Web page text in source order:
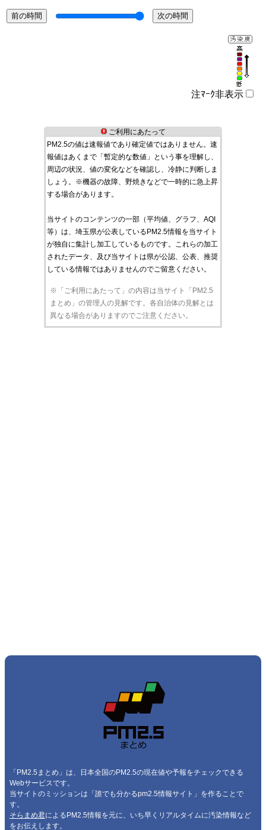
注ﾏｰｸ非表示
ご利用にあたって
PM2.5の値は速報値であり確定値ではありません。速
報値はあくまで「暫定的な数値」という事を理解し、
周辺の状況、値の変化などを確認し、冷静に判断しま
しょう。※機器の故障、野焼きなどで一時的に急上昇
する場合があります。
当サイトのコンテンツの一部（平均値、グラフ、AQI
等）は、埼玉県が公表しているPM2.5情報を当サイト
が独自に集計し加工しているものです。これらの加工
されたデータ、及び当サイトは県が公認、公表、推奨
している情報ではありませんのでご留意ください。
※「ご利用にあたって」の内容は当サイト「PM2.5
まとめ」の管理人の見解です。各自治体の見解とは
異なる場合がありますのでご注意ください。
「PM2.5まとめ」は、日本全国のPM2.5の現在値や予報をチェックできる
Webサービスです。
当サイトのミッションは「誰でも分かるpm2.5情報サイト」を作ることで
す。
そらまめ君によるPM2.5情報を元に、いち早くリアルタイムに汚染情報など
をお伝えします。